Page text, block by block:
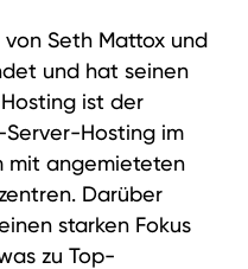
Seth Mattox und
und hat seinen
ist der
Hosting im
mit angemieteten
Darüber
starken Fokus
zu Top-